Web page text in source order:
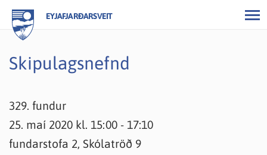
EYJAFJARÐARSVEIT
Skipulagsnefnd
329. fundur
25. maí 2020 kl. 15:00 - 17:10
fundarstofa 2, Skólatröð 9